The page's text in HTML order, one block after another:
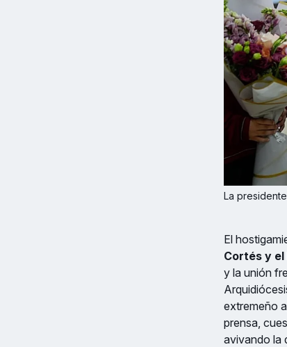
La
El
Cortés y el
y la unión
extremeño
prensa,
avivando la